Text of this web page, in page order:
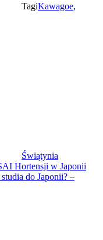
TagiKawagoe,
Świątynia
Hortensji w Japonii
do Japonii? –